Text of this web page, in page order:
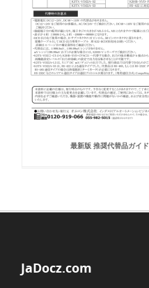
最新版 推奨代替品ガイド
JaDocz.com